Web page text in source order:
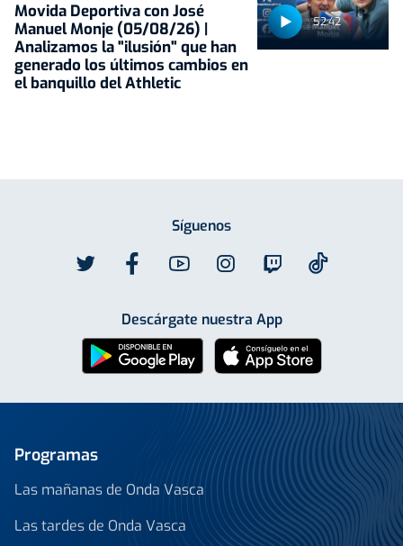
52:42
Movida Deportiva con José
Manuel Monje (05/08/26) |
Analizamos la "ilusión" que han
generado los últimos cambios en
el banquillo del Athletic
Síguenos
Descárgate nuestra App
Programas
Las mañanas de Onda Vasca
Las tardes de Onda Vasca